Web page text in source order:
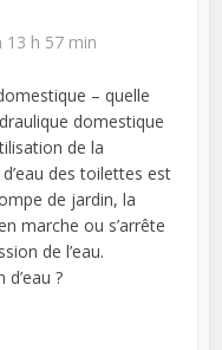
13 h 57 min
– quelle
domestique
de la
des toilettes est
de jardin, la
marche ou s’arrête
de l’eau.
?